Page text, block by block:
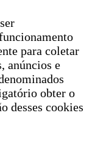
para coletar
anúncios e
obter o
desses cookies